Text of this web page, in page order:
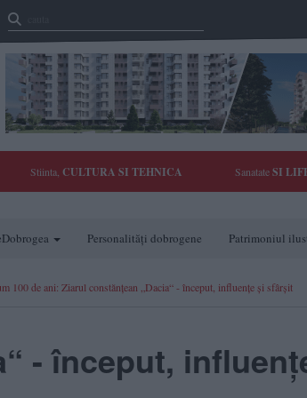
Stiinta, CULTURA SI TEHNICA SanatateSI
Personalități dobrogene Patrimoniul
100 de ani: Ziarul constănțean „Dacia“ - început, influențe și sfârșit
- început,